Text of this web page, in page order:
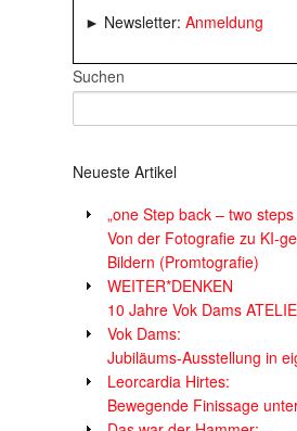
► Newsletter: Anmeldung
Suchen
Neueste Artikel
„one Step back – two
Von der Fotografie zu KI-
Bildern (Promtografie)
WEITER*DENKEN
10 Jahre Vok Dams
Vok Dams:
Jubiläums-Ausstellung in
Leorcardia Hirtes:
Bewegende Finissage